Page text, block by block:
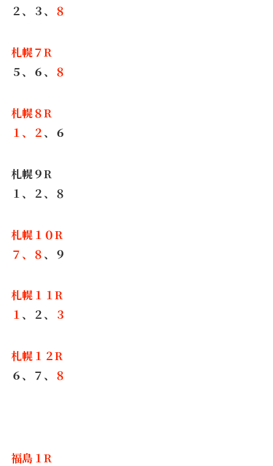
２、３、
８
札幌７R
５、６、
８
札幌８R
１、２、６
札幌９R
１、２、８
札幌１０R
７、８、９
札幌１１R
１、２、 ３
札幌１２R
６、７、
８
福島１R